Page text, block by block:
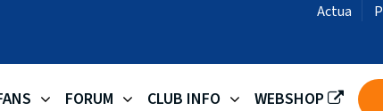
Actua
FORUM CLUB INFO WEBSHOP